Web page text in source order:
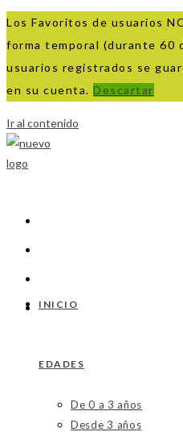
Los Favoritos de usuarios
forma temporal (durante 60
usuarios registrados se
en su cuenta. Descartar
Ir al contenido
INICIO
EDADES
De 0 a 3 años
Desde 3 años